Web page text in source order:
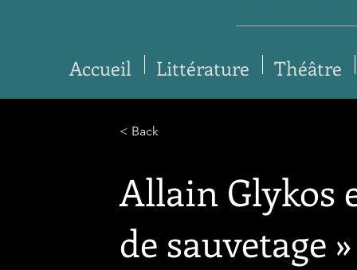
Accueil Littérature Théâtre
< Back
Allain Glykos
de sauvetage »